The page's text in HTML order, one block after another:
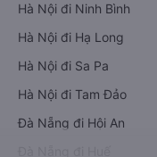
Hà Nội đi Ninh Bình
Hà Nội đi Hạ Long
Hà Nội đi Sa Pa
Hà Nội đi Tam Đảo
Đà Nẵng đi Hội An